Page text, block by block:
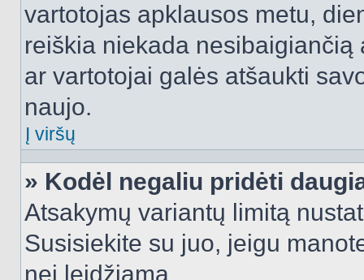
vartotojas apklausos metu,
reiškia niekada
ar vartotojai galės atšaukti
naujo.
Į viršų
» Kodėl negaliu pridėti
Atsakymų variantų limitą
Susisiekite su juo, jeigu
nei leidžiama.